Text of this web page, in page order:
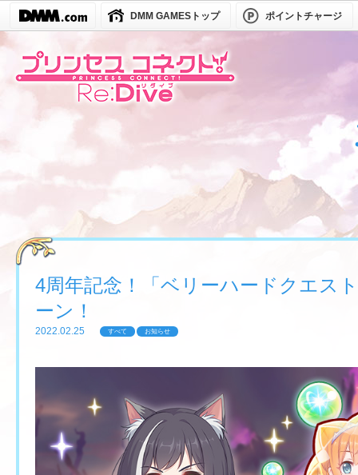
DMM GAMESトップ ポイントチャージ
4周年記念！「ベリーハードクエス
ーン！
2022.02.25 すべて お知らせ